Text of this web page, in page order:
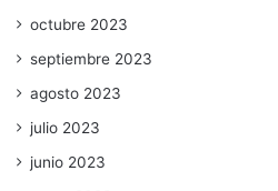
octubre 2023
septiembre 2023
agosto 2023
julio 2023
junio 2023